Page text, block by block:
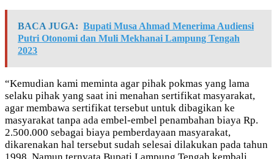
BACA JUGA: Bupati Musa Ahmad Menerima Audiensi
Putri Otonomi dan Muli Mekhanai Lampung Tengah
2023
“Kemudian kami meminta agar pihak pokmas yang lama
selaku pihak yang saat ini menahan sertifikat masyarakat,
agar membawa sertifikat tersebut untuk dibagikan ke
masyarakat tanpa ada embel-embel penambahan biaya Rp.
2.500.000 sebagai biaya pemberdayaan masyarakat,
dikarenakan hal tersebut sudah selesai dilakukan pada tahun